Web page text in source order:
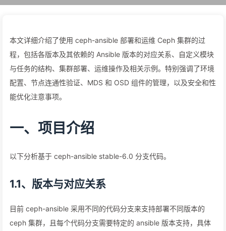
本文详细介绍了使用 ceph-ansible 部署和运维 Ceph 集群的过
程，包括各版本及其依赖的 Ansible 版本的对应关系、自定义模块
与任务的结构、集群部署、运维操作及相关示例。特别强调了环境
配置、节点连通性验证、MDS 和 OSD 组件的管理，以及安全和性
能优化注意事项。
一、项目介绍
以下分析基于 ceph-ansible stable-6.0 分支代码。
1.1、版本与对应关系
目前 ceph-ansible 采用不同的代码分支来支持部署不同版本的
ceph 集群，且每个代码分支需要特定的 ansible 版本支持，具体